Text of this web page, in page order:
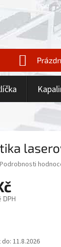
Podrobnosti
DPH
11.8.2026